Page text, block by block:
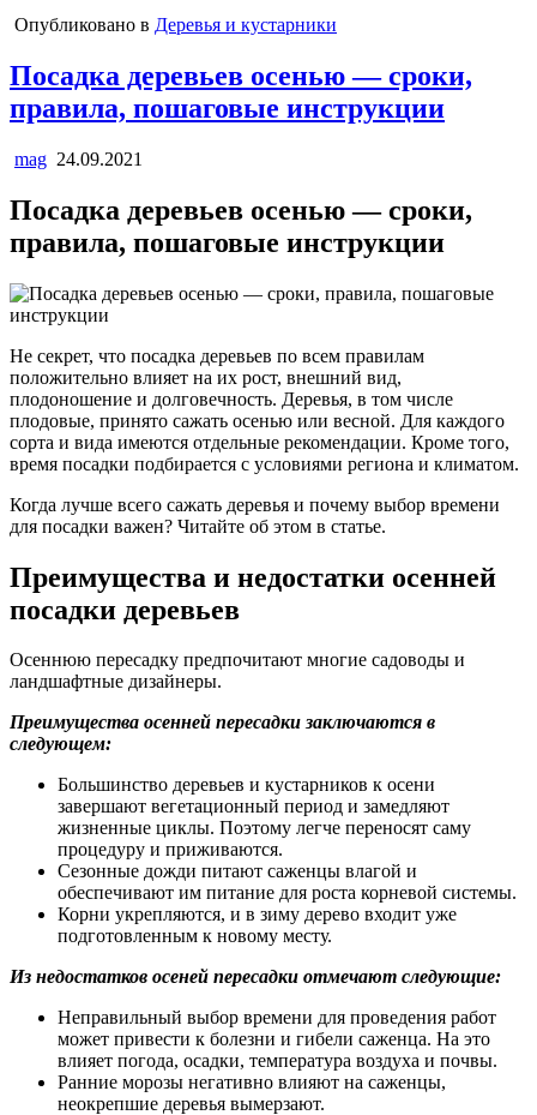
Опубликовано в Деревья и кустарники
Посадка деревьев осенью — сроки,
правила, пошаговые инструкции
mag 24.09.2021
Посадка деревьев осенью — сроки,
правила, пошаговые инструкции
Не секрет, что посадка деревьев по всем правилам
положительно влияет на их рост, внешний вид,
плодоношение и долговечность. Деревья, в том числе
плодовые, принято сажать осенью или весной. Для каждого
сорта и вида имеются отдельные рекомендации. Кроме того,
время посадки подбирается с условиями региона и климатом.
Когда лучше всего сажать деревья и почему выбор времени
для посадки важен? Читайте об этом в статье.
Преимущества и недостатки осенней
посадки деревьев
Осеннюю пересадку предпочитают многие садоводы и
ландшафтные дизайнеры.
Преимущества осенней пересадки заключаются в
следующем:
Большинство деревьев и кустарников к осени
завершают вегетационный период и замедляют
жизненные циклы. Поэтому легче переносят саму
процедуру и приживаются.
Сезонные дожди питают саженцы влагой и
обеспечивают им питание для роста корневой системы.
Корни укрепляются, и в зиму дерево входит уже
подготовленным к новому месту.
Из недостатков осеней пересадки отмечают следующие:
Неправильный выбор времени для проведения работ
может привести к болезни и гибели саженца. На это
влияет погода, осадки, температура воздуха и почвы.
Ранние морозы негативно влияют на саженцы,
неокрепшие деревья вымерзают.